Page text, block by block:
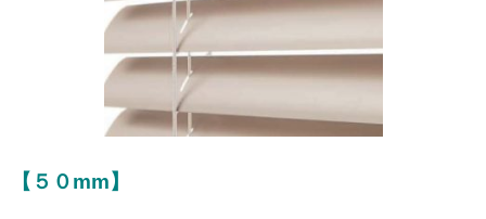
【５０mm】